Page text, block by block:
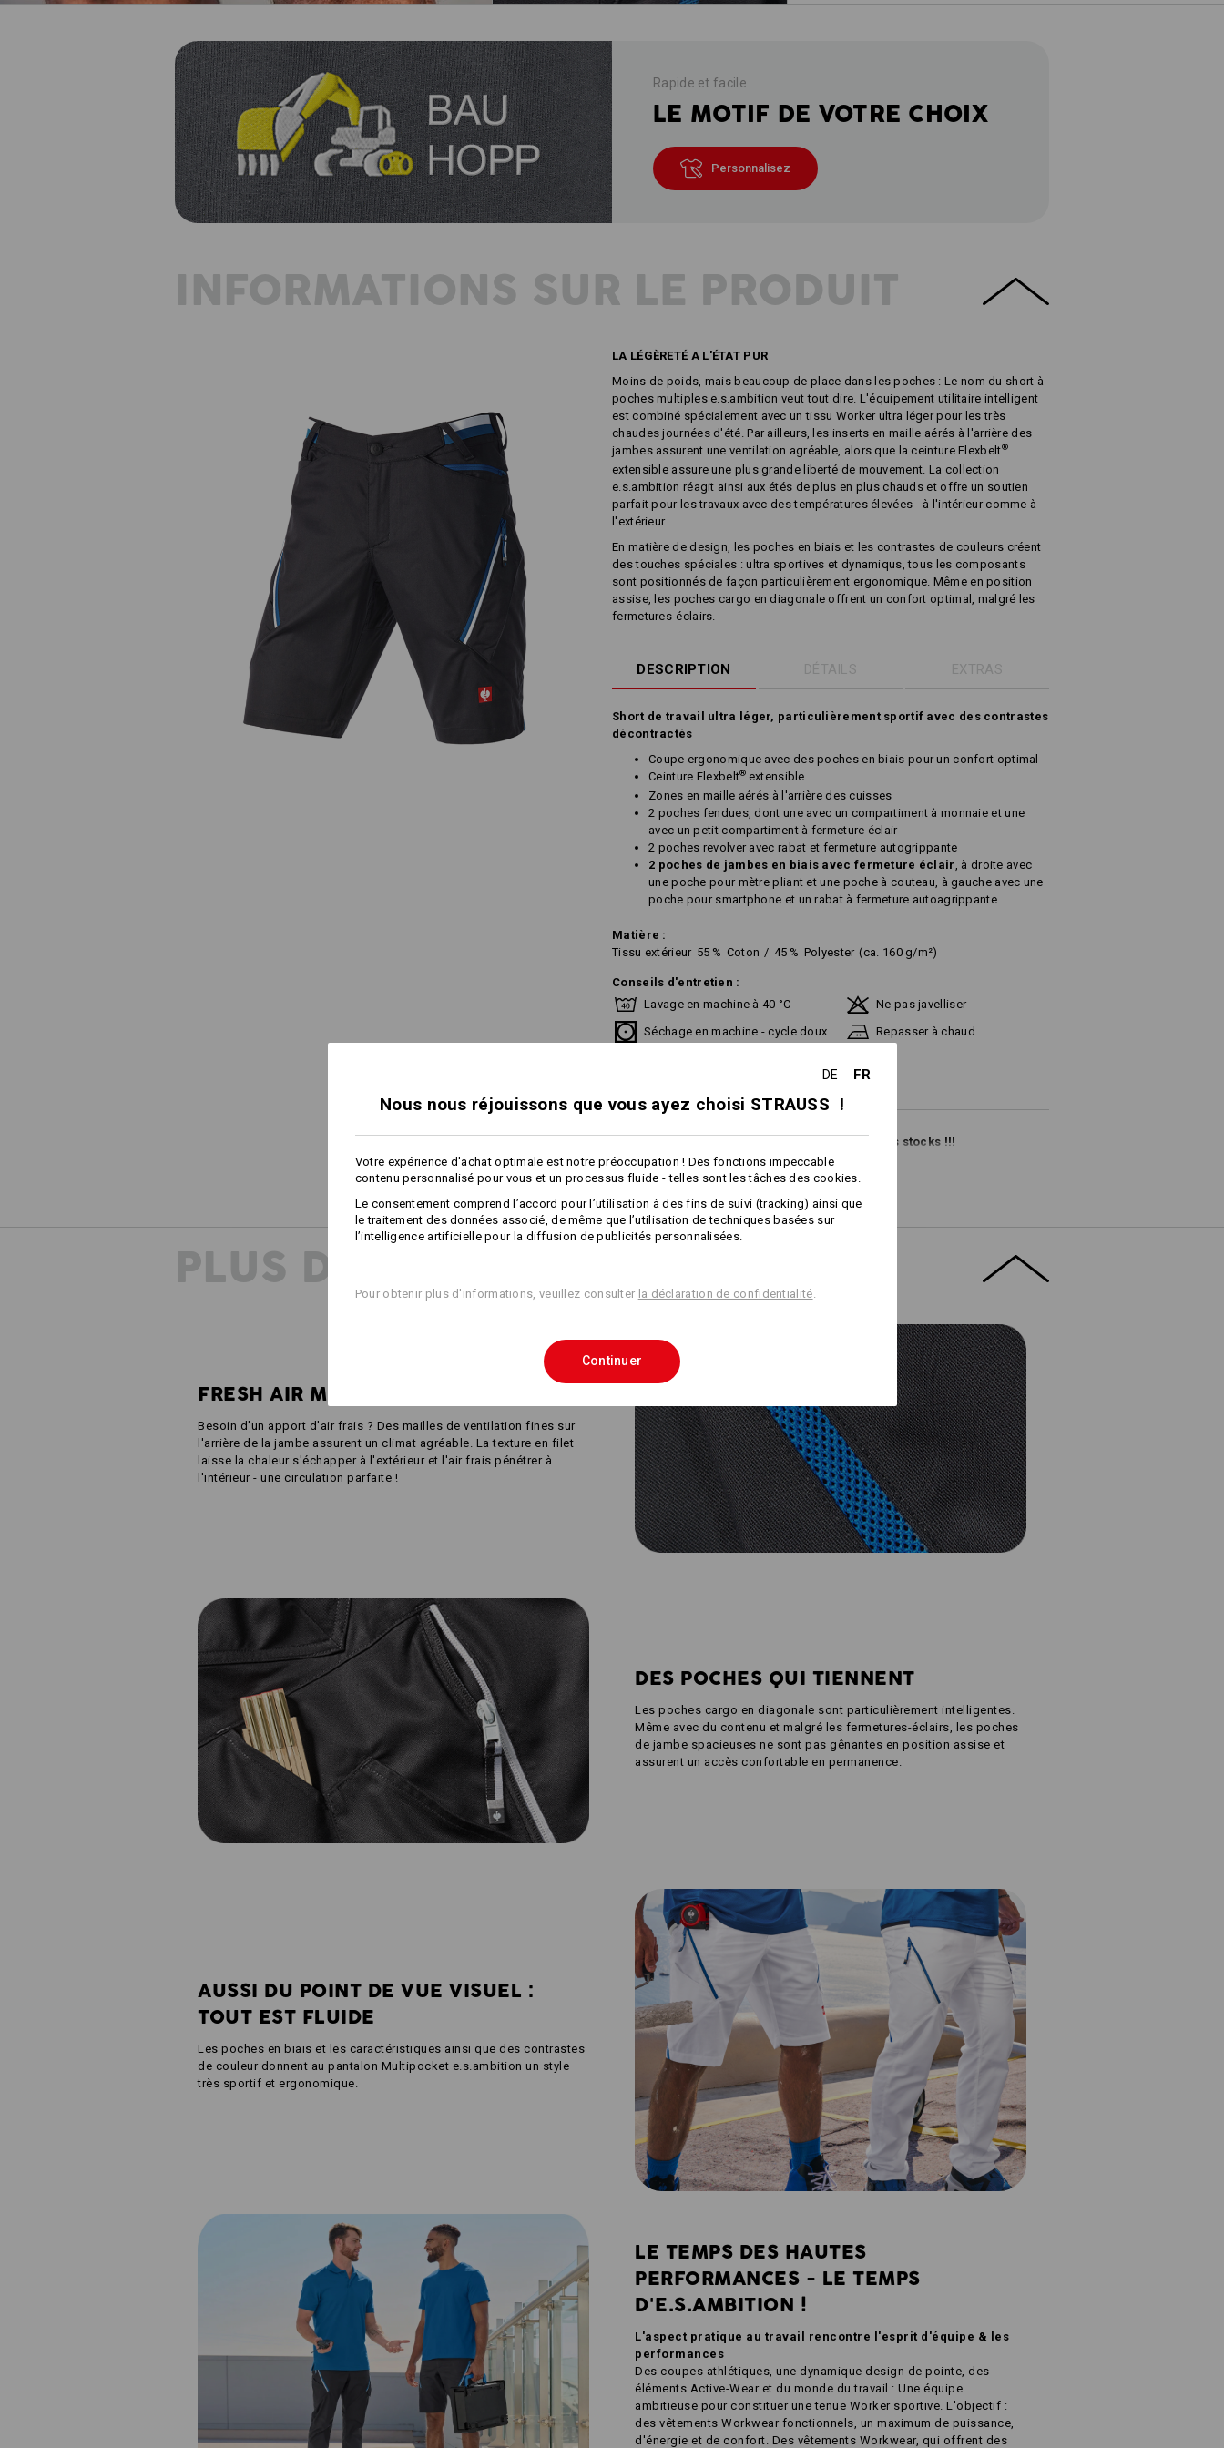
Rapide et facile
LE MOTIF DE VOTRE CHOIX
Personnalisez
INFORMATIONS SUR LE PRODUIT
LA LÉGÈRETÉ A L'ÉTAT PUR
Moins de poids, mais beaucoup de place dans les poches : Le nom du short à
poches multiples e.s.ambition veut tout dire. L'équipement utilitaire intelligent
est combiné spécialement avec un tissu Worker ultra léger pour les très
chaudes journées d'été. Par ailleurs, les inserts en maille aérés à l'arrière des
jambes assurent une ventilation agréable, alors que la ceinture Flexbelt®
extensible assure une plus grande liberté de mouvement. La collection
e.s.ambition réagit ainsi aux étés de plus en plus chauds et offre un soutien
parfait pour les travaux avec des températures élevées - à l'intérieur comme à
l'extérieur.
En matière de design, les poches en biais et les contrastes de couleurs créent
des touches spéciales : ultra sportives et dynamiqus, tous les composants
sont positionnés de façon particulièrement ergonomique. Même en position
assise, les poches cargo en diagonale offrent un confort optimal, malgré les
fermetures-éclairs.
DESCRIPTION DÉTAILS EXTRAS
Short de travail ultra léger, particulièrement sportif avec des contrastes
décontractés
Coupe ergonomique avec des poches en biais pour un confort optimal
Ceinture Flexbelt® extensible
Zones en maille aérés à l'arrière des cuisses
2 poches fendues, dont une avec un compartiment à monnaie et une
avec un petit compartiment à fermeture éclair
2 poches revolver avec rabat et fermeture autogrippante
2 poches de jambes en biais avec fermeture éclair, à droite avec
une poche pour mètre pliant et une poche à couteau, à gauche avec une
poche pour smartphone et un rabat à fermeture autoagrippante
Matière :
Tissu extérieur 55 % Coton / 45 % Polyester (ca. 160 g/m²)
Conseils d'entretien :
Lavage en machine à 40 °C
Ne pas javelliser
Séchage en machine - cycle doux
Repasser à chaud
!!! Article de saison !!! Livraison en fonction des stocks !!!
Personnalisation :
Service de logos
PLUS D'INFORMATIONS
FRESH AIR MESH
Besoin d'un apport d'air frais ? Des mailles de ventilation fines sur
l'arrière de la jambe assurent un climat agréable. La texture en filet
laisse la chaleur s'échapper à l'extérieur et l'air frais pénétrer à
l'intérieur - une circulation parfaite !
DES POCHES QUI TIENNENT
Les poches cargo en diagonale sont particulièrement intelligentes.
Même avec du contenu et malgré les fermetures-éclairs, les poches
de jambe spacieuses ne sont pas gênantes en position assise et
assurent un accès confortable en permanence.
AUSSI DU POINT DE VUE VISUEL :
TOUT EST FLUIDE
Les poches en biais et les caractéristiques ainsi que des contrastes
de couleur donnent au pantalon Multipocket e.s.ambition un style
très sportif et ergonomique.
LE TEMPS DES HAUTES
PERFORMANCES - LE TEMPS
D'E.S.AMBITION !
L'aspect pratique au travail rencontre l'esprit d'équipe & les
performances
Des coupes athlétiques, une dynamique design de pointe, des
éléments Active-Wear et du monde du travail : Une équipe
ambitieuse pour constituer une tenue Worker sportive. L'objectif :
des vêtements Workwear fonctionnels, un maximum de puissance,
d'énergie et de confort. Des vêtements Workwear, qui offrent des
DE FR
Nous nous réjouissons que vous ayez choisi STRAUSS !
Votre expérience d'achat optimale est notre préoccupation ! Des fonctions impeccable
contenu personnalisé pour vous et un processus fluide - telles sont les tâches des cookies.
Le consentement comprend l’accord pour l’utilisation à des fins de suivi (tracking) ainsi que
le traitement des données associé, de même que l’utilisation de techniques basées sur
l’intelligence artificielle pour la diffusion de publicités personnalisées.
Pour obtenir plus d'informations, veuillez consulter la déclaration de confidentialité
Continuer